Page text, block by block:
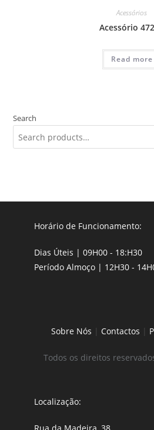
Acessórios
Acessório
Read more
Search
Horário de Funcionamento:
Dias Úteis | 09H00 - 18:H30
Período Almoço | 12H30 -
Sobre Nós | Contactos |
Todos os direitos
Localização: